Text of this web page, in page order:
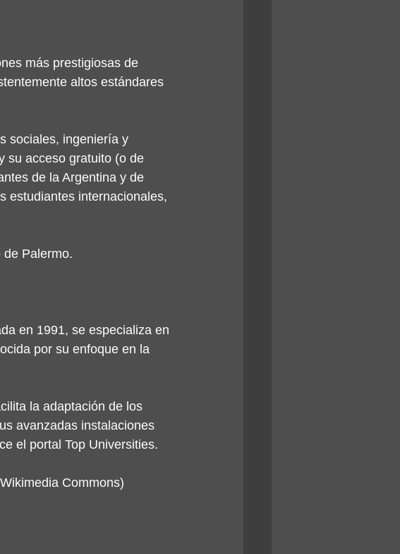
más prestigiosas de
altos estándares
sociales, ingeniería y
su acceso gratuito (o de
de la Argentina y de
estudiantes internacionales,
Palermo.
en 1991, se especializa en
por su enfoque en la
la adaptación de los
avanzadas instalaciones
el portal Top Universities.
Commons)